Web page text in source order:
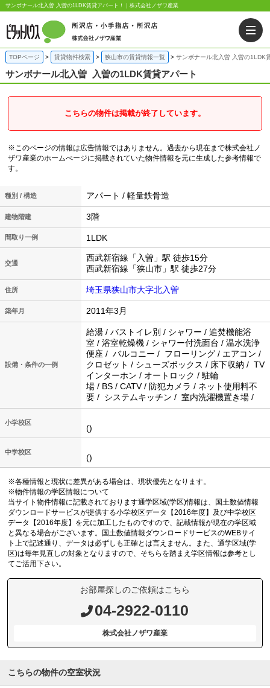
サンボナール北入曽 入曽の1LDK賃貸アパート！｜株式会社ノザワ産業
TOPページ 賃貸物件検索 狭山市の賃貸情報一覧 サンボナール北入曽 入曽の1LDK
サンボナール北入曽 入曽の1LDK賃貸アパート
こちらの物件は掲載が終了しています。
※このページの情報は広告情報ではありません。過去から現在まで株式会社ノ
ザワ産業のホームぺージに掲載されていた物件情報を元に生成した参考情報で
す。
種別 / 構造 アパート / 軽量鉄骨造
建物階建 3階
間取り一例 1LDK
交通
西武新宿線「入曽」駅 徒歩15分
西武新宿線「狭山市」駅 徒歩27分
住所 埼玉県狭山市大字北入曽
築年月 2011年3月
設備・条件の一例
給湯 / バストイレ別 / シャワー / 追焚機能浴
室 / 浴室乾燥機 / シャワー付洗面台 / 温水洗浄
便座 / バルコニー / フローリング / エアコン /
クロゼット / シューズボックス / 床下収納 / TV
インターホン / オートロック / 駐輪
場 / BS / CATV / 防犯カメラ / ネット使用料不
要 / システムキッチン / 室内洗濯機置き場 /
小学校区
()
中学校区
()
※各種情報と現状に差異がある場合は、現状優先となります。
※物件情報の学区情報について
当サイト物件情報に記載されております通学区域(学区)情報は、国土数値情報
ダウンロードサービスが提供する小学校区データ【2016年度】及び中学校区
データ【2016年度】を元に加工したものですので、記載情報が現在の学区域
と異なる場合がございます。国土数値情報ダウンロードサービスのWEBサイ
ト上で記述通り、データは必ずしも正確とは言えません。また、通学区域(学
区)は毎年見直しの対象となりますので、そちらを踏まえ学区情報は参考とし
てご活用下さい。
お部屋探しのご依頼はこちら
04-2922-0110
株式会社ノザワ産業
こちらの物件の空室状況